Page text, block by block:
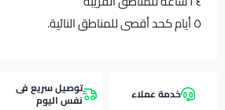
٥ أيام كحد أقصى للمناطق النائية.
خدمة عملاء توصيل سريع فى
نفس اليوم